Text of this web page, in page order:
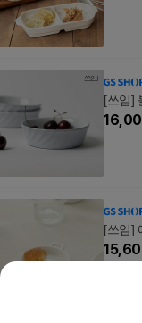
[쓰임]
[쓰임]